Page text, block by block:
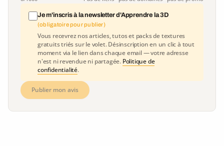
Je m'inscris à la newsletter d'Apprendre la 3D
(obligatoire pour publier)
Vous recevrez nos articles, tutos et packs de textures
gratuits triés sur le volet. Désinscription en un clic à tout
moment via le lien dans chaque email — votre adresse
n'est ni revendue ni partagée. Politique de
confidentialité.
Publier mon avis